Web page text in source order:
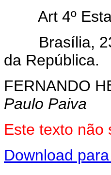
Art 4º Esta
Brasília, 23
da República.
FERNANDO
Paulo Paiva
Este texto não
Download